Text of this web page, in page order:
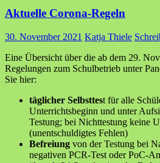
Aktuelle Corona-Regeln
30. November 2021 Katja Thiele
Eine Übersicht über die ab dem 29.
Regelungen zum Schulbetrieb unter
Sie hier:
täglicher Selbsttest für alle
Unterrichtsbeginn und unter
Testung; bei Nichttestung keine
(unentschuldigtes Fehlen)
Befreiung von der Testung bei
negativen PCR-Test oder PoC-